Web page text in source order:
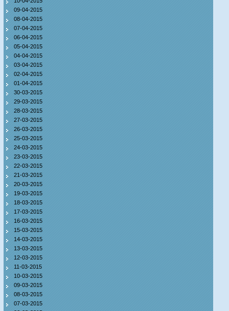
09-04-2015
08-04-2015
07-04-2015
06-04-2015
05-04-2015
04-04-2015
03-04-2015
02-04-2015
01-04-2015
30-03-2015
29-03-2015
28-03-2015
27-03-2015
26-03-2015
25-03-2015
24-03-2015
23-03-2015
22-03-2015
21-03-2015
20-03-2015
19-03-2015
18-03-2015
17-03-2015
16-03-2015
15-03-2015
14-03-2015
13-03-2015
12-03-2015
11-03-2015
10-03-2015
09-03-2015
08-03-2015
07-03-2015